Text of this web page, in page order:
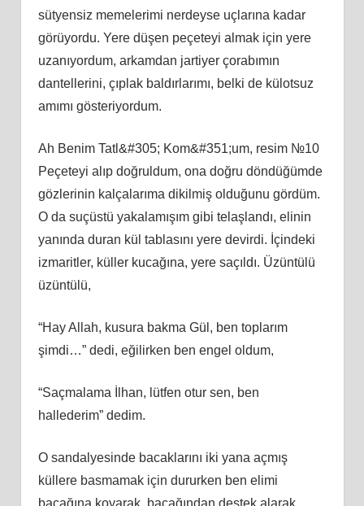
sütyensiz memelerimi nerdeyse uçlarına kadar
görüyordu. Yere düşen peçeteyi almak için yere
uzanıyordum, arkamdan jartiyer çorabımın
dantellerini, çıplak baldırlarımı, belki de külotsuz
amımı gösteriyordum.
Ah Benim Tatl&#305; Kom&#351;um, resim №10
Peçeteyi alıp doğruldum, ona doğru döndüğümde
gözlerinin kalçalarıma dikilmiş olduğunu gördüm.
O da suçüstü yakalamışım gibi telaşlandı, elinin
yanında duran kül tablasını yere devirdi. İçindeki
izmaritler, küller kucağına, yere saçıldı. Üzüntülü
üzüntülü,
“Hay Allah, kusura bakma Gül, ben toplarım
şimdi…” dedi, eğilirken ben engel oldum,
“Saçmalama İlhan, lütfen otur sen, ben
hallederim” dedim.
O sandalyesinde bacaklarını iki yana açmış
küllere basmamak için dururken ben elimi
bacağına koyarak, bacağından destek alarak